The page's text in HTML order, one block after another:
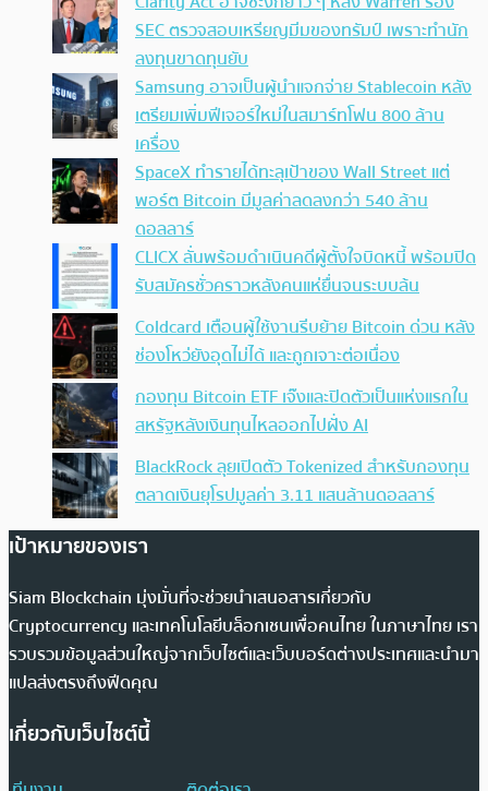
SEC ตรวจสอบเหรียญมีมของทรัมป์ เพราะทำนัก
ลงทุนขาดทุนยับ
Samsung อาจเป็นผู้นำแจกจ่าย Stablecoin หลัง
เตรียมเพิ่มฟีเจอร์ใหม่ในสมาร์ทโฟน 800 ล้าน
เครื่อง
SpaceX ทำรายได้ทะลุเป้าของ Wall Street แต่
พอร์ต Bitcoin มีมูลค่าลดลงกว่า 540 ล้าน
ดอลลาร์
CLICX ลั่นพร้อมดำเนินคดีผู้ตั้งใจบิดหนี้ พร้อมปิด
รับสมัครชั่วคราวหลังคนแห่ยื่นจนระบบล้น
Coldcard เตือนผู้ใช้งานรีบย้าย Bitcoin ด่วน หลัง
ช่องโหว่ยังอุดไม่ได้ และถูกเจาะต่อเนื่อง
กองทุน Bitcoin ETF เจ๊งและปิดตัวเป็นแห่งแรกใน
สหรัฐหลังเงินทุนไหลออกไปฝั่ง AI
BlackRock ลุยเปิดตัว Tokenized สำหรับกองทุน
ตลาดเงินยุโรปมูลค่า 3.11 แสนล้านดอลลาร์
เป้าหมายของเรา
Siam Blockchain มุ่งมั่นที่จะช่วยนำเสนอสารเกี่ยวกับ
Cryptocurrency และเทคโนโลยีบล็อกเชนเพื่อคนไทย ในภาษาไทย เรา
รวบรวมข้อมูลส่วนใหญ่จากเว็บไซต์และเว็บบอร์ดต่างประเทศและนำมา
แปลส่งตรงถึงฟีดคุณ
เกี่ยวกับเว็บไซต์นี้